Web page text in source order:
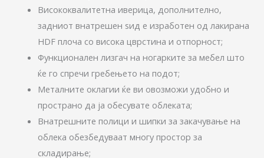
Висококвалитетна иверица, дополнително,
задниот внатрешен ѕид е изработен од лакирана
HDF плоча со висока цврстина и отпорност;
Функционален лизгач на ногарките за мебел што
ќе го спречи гребењето на подот;
Металните оклагии ќе ви овозможи удобно и
пространо да ја обесувате облеката;
Внатрешните полици и шипки за закачување на
облека обезбедуваат многу простор за
складирање;